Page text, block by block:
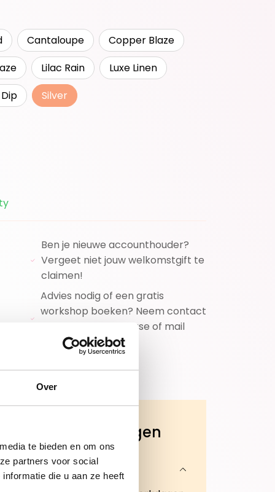
Over
te bieden en om ons
partners voor social
die u aan ze heeft
Cantaloupe
Copper Blaze
Lilac Rain
Luxe Linen
Silver
Ben je nieuwe accounthouder?
Vergeet niet jouw welkomstgift te
claimen!
Advies nodig of een gratis
workshop boeken? Neem contact
op met jouw adviseuse of mail
Veelgestelde vragen
Wanneer wordt mijn
bestelling geleverd?